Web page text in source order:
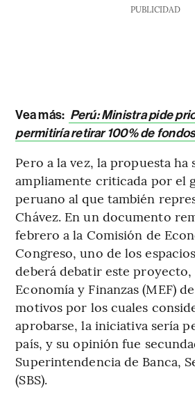
PUBLICIDAD
Vea más: Perú: Ministra pide
permitiría retirar 100% de
Pero a la vez, la propuesta ha
ampliamente criticada por el
peruano al que también
Chávez. En un documento
febrero a la Comisión de
Congreso, uno de los
deberá debatir este
Economía y Finanzas (MEF)
motivos por los cuales
aprobarse, la iniciativa sería
país, y su opinión fue
Superintendencia de Banca,
(SBS).